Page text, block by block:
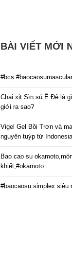
BÀI VIẾT MỚI
#bcs
Chai xịt Sìn sú Ê Đê là
giới ra sao?
Vigel Gel Bôi Trơn và
nguyên tuýp từ Indonesia
Bao cao su
khiết,#okamoto
#baocaosu simplex siêu